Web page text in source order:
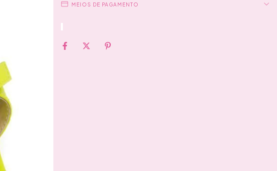
MEIOS DE PAGAMENTO